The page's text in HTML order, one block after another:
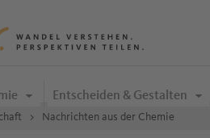
Entscheiden & Gestalten
Nachrichten aus der Chemie